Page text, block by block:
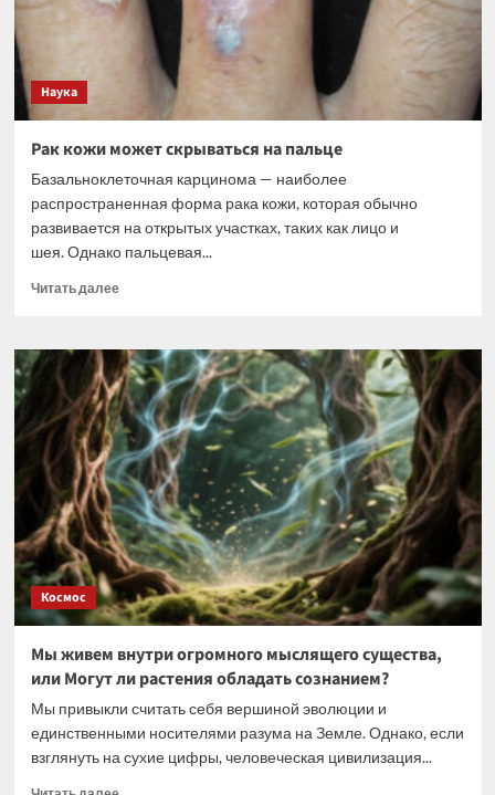
Наука
Рак кожи может скрываться на пальце
Базальноклеточная карцинома — наиболее
распространенная форма рака кожи, которая обычно
развивается на открытых участках, таких как лицо и
шея. Однако пальцевая...
Читать далееПрочитать
Рак
кожи
может
скрываться
на
пальце
Космос
Мы живем внутри огромного мыслящего существа,
или Могут ли растения обладать сознанием?
Мы привыкли считать себя вершиной эволюции и
единственными носителями разума на Земле. Однако, если
взглянуть на сухие цифры, человеческая цивилизация...
Прочитать